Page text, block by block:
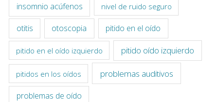
insomnio acúfenos nivel de ruido seguro
otitis otoscopia pitido en el oído
pitido en el oído izquierdo pitido oído izquierdo
pitidos en los oídos problemas auditivos
problemas de oído